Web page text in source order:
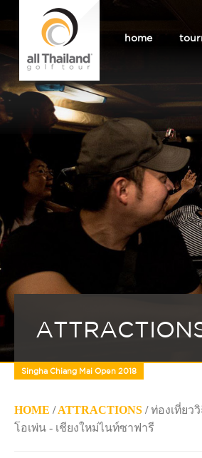
home
Singha Chiang Mai Open 2018
HOME /ATTRACTIONS /ท่องเที่ยว
โอเพ่น - เชียงใหม่ไนท์ซาฟารี